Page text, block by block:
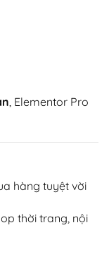
, Elementor Pro
hàng tuyệt vời
thời trang, nội